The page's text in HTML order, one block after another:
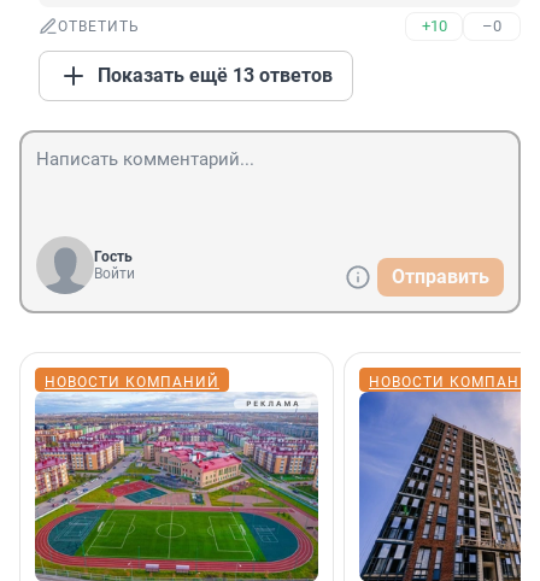
ОТВЕТИТЬ +10 –0
Показать ещё 13 ответов
Гость
Войти
Отправить
НОВОСТИ КОМПАНИЙ НОВОСТИ